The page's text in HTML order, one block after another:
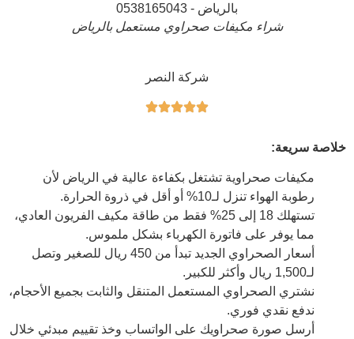
شراء مكيفات صحراوي مستعمل بالرياض
شركة النصر
خلاصة سريعة:
مكيفات صحراوية تشتغل بكفاءة عالية في الرياض لأن
رطوبة الهواء تنزل لـ10% أو أقل في ذروة الحرارة.
تستهلك 18 إلى 25% فقط من طاقة مكيف الفريون العادي،
مما يوفر على فاتورة الكهرباء بشكل ملموس.
أسعار الصحراوي الجديد تبدأ من 450 ريال للصغير وتصل
لـ1,500 ريال وأكثر للكبير.
نشتري الصحراوي المستعمل المتنقل والثابت بجميع الأحجام،
ندفع نقدي فوري.
أرسل صورة صحراويك على الواتساب وخذ تقييم مبدئي خلال